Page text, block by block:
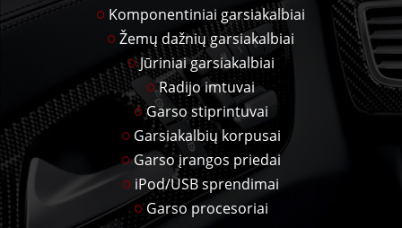
Komponentiniai garsiakalbiai
Žemų dažnių garsiakalbiai
Jūriniai garsiakalbiai
Radijo imtuvai
Garso stiprintuvai
Garsiakalbių korpusai
Garso įrangos priedai
iPod/USB sprendimai
Garso procesoriai